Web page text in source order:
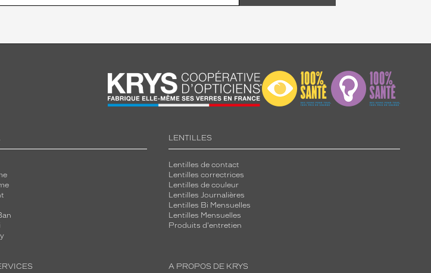
LENTILLES
Lentilles de contact
Lentilles correctrices
Lentilles de couleur
Lentilles Journalières
Lentilles Bi Mensuelles
Lentilles Mensuelles
Produits d'entretien
A PROPOS DE KRYS